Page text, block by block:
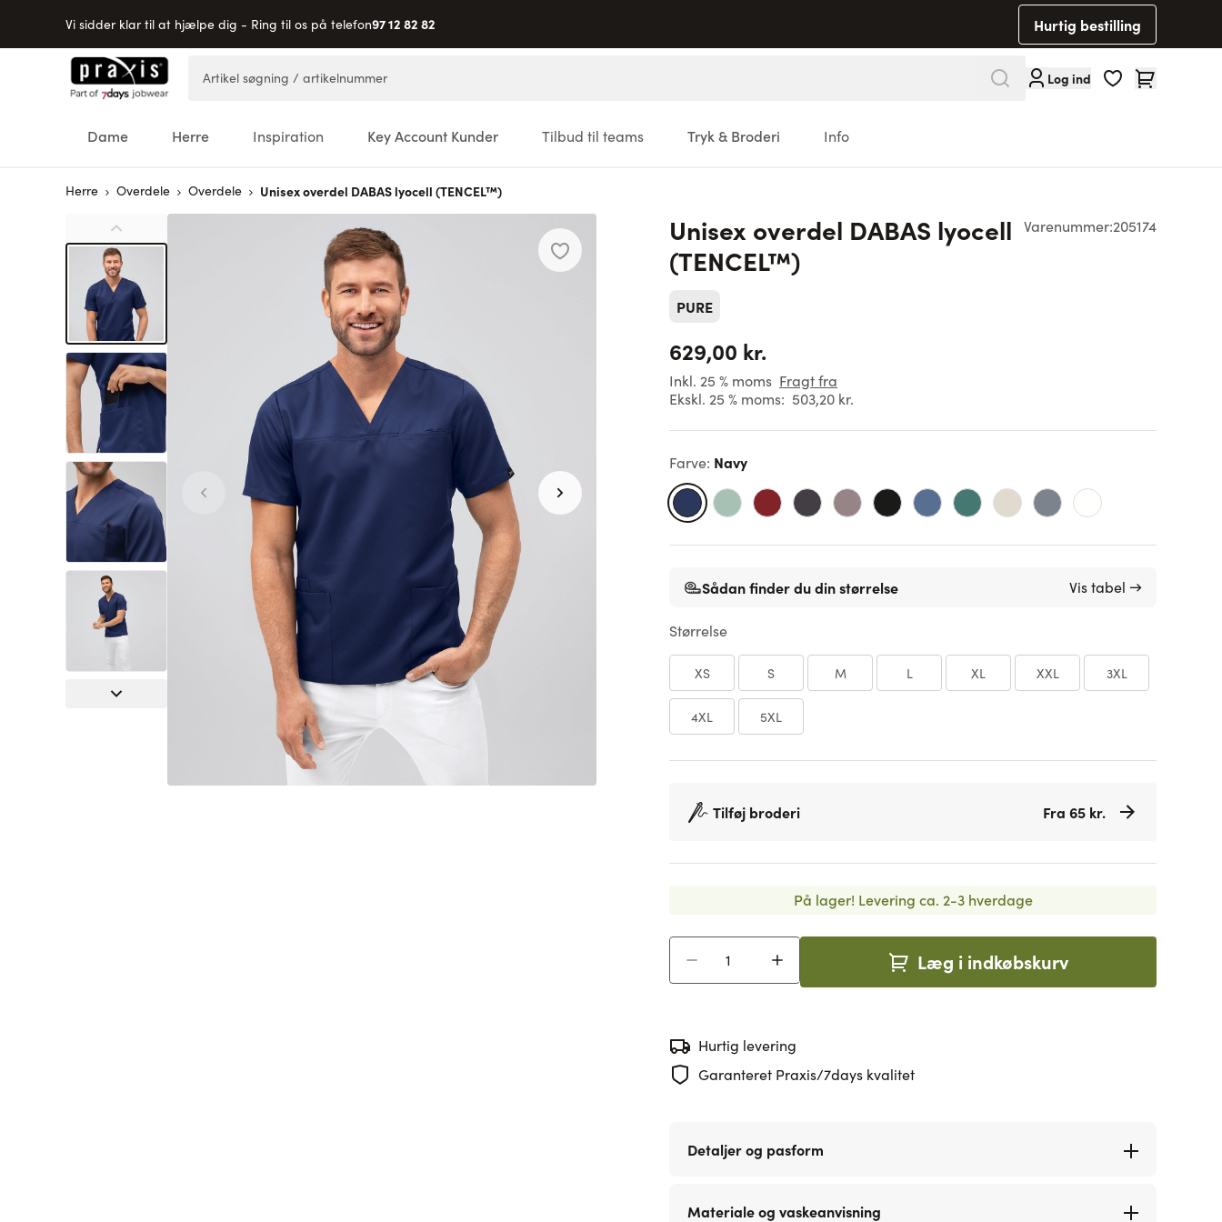
Vi sidder klar til at hjælpe dig - Ring til os på telefon97 12 82 82 Hurtig bestilling
Skip to Content
Log ind Cart
Dame Herre Inspiration Key Account Kunder Tilbud til teams Tryk & Broderi Info
Herre Overdele Overdele Unisex overdel DABAS lyocell (TENCEL™)
Varenummer:205174
Unisex overdel DABAS lyocell
(TENCEL™)
PURE
629,00 kr.
Inkl. 25 % moms Fragt fra
Ekskl. 25 % moms: 503,20 kr.
Farve: Navy
Sådan finder du din størrelse Vis tabel →
Størrelse
XS S M L XL XXL 3XL
4XL 5XL
Tilføj broderi Fra 65 kr.
På lager! Levering ca. 2-3 hverdage
Læg i indkøbskurv
Hurtig levering
Garanteret Praxis/7days kvalitet
Detaljer og pasform
Materiale og vaskeanvisning